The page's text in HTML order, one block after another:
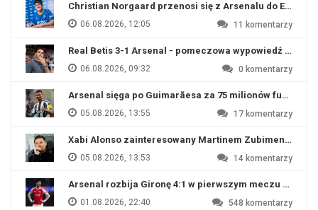
Christian Norgaard przenosi się z Arsenalu do
06.08.2026, 12:05 11 komentarzy
Real Betis 3-1 Arsenal - pomeczowa wypowiedź Artety
06.08.2026, 09:32 0 komentarzy
Arsenal sięga po Guimarãesa za 75 milionów funtów
05.08.2026, 13:55 17 komentarzy
Xabi Alonso zainteresowany Martinem Zubimendim
05.08.2026, 13:53 14 komentarzy
Arsenal rozbija Gironę 4:1 w pierwszym meczu
01.08.2026, 22:40 548 komentarzy